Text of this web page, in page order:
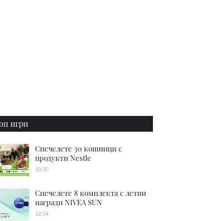
игри
Спечелете 30 кошници с
продукти Nestle
10:30
Спечелете 8 комплекта с летни
награди NIVEA SUN
12:54